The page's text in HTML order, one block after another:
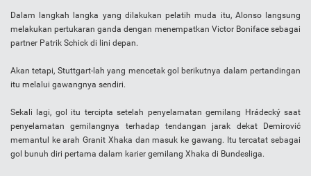
Dalam langkah langka yang dilakukan pelatih muda itu, Alonso langsung
melakukan pertukaran ganda dengan menempatkan Victor Boniface sebagai
partner Patrik Schick di lini depan.
Akan tetapi, Stuttgart-lah yang mencetak gol berikutnya dalam pertandingan
itu melalui gawangnya sendiri.
Sekali lagi, gol itu tercipta setelah penyelamatan gemilang Hrádecký saat
penyelamatan gemilangnya terhadap tendangan jarak dekat Demirović
memantul ke arah Granit Xhaka dan masuk ke gawang. Itu tercatat sebagai
gol bunuh diri pertama dalam karier gemilang Xhaka di Bundesliga.